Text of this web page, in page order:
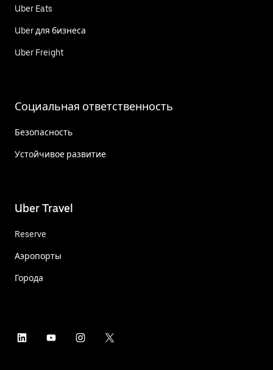
Uber Eats
Uber для бизнеса
Uber Freight
Социальная ответственность
Безопасность
Устойчивое развитие
Uber Travel
Reserve
Аэропорты
Города